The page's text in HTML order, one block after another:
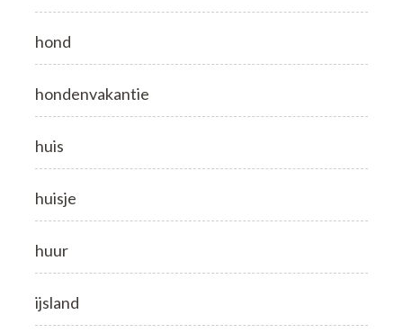
hond
hondenvakantie
huis
huisje
huur
ijsland